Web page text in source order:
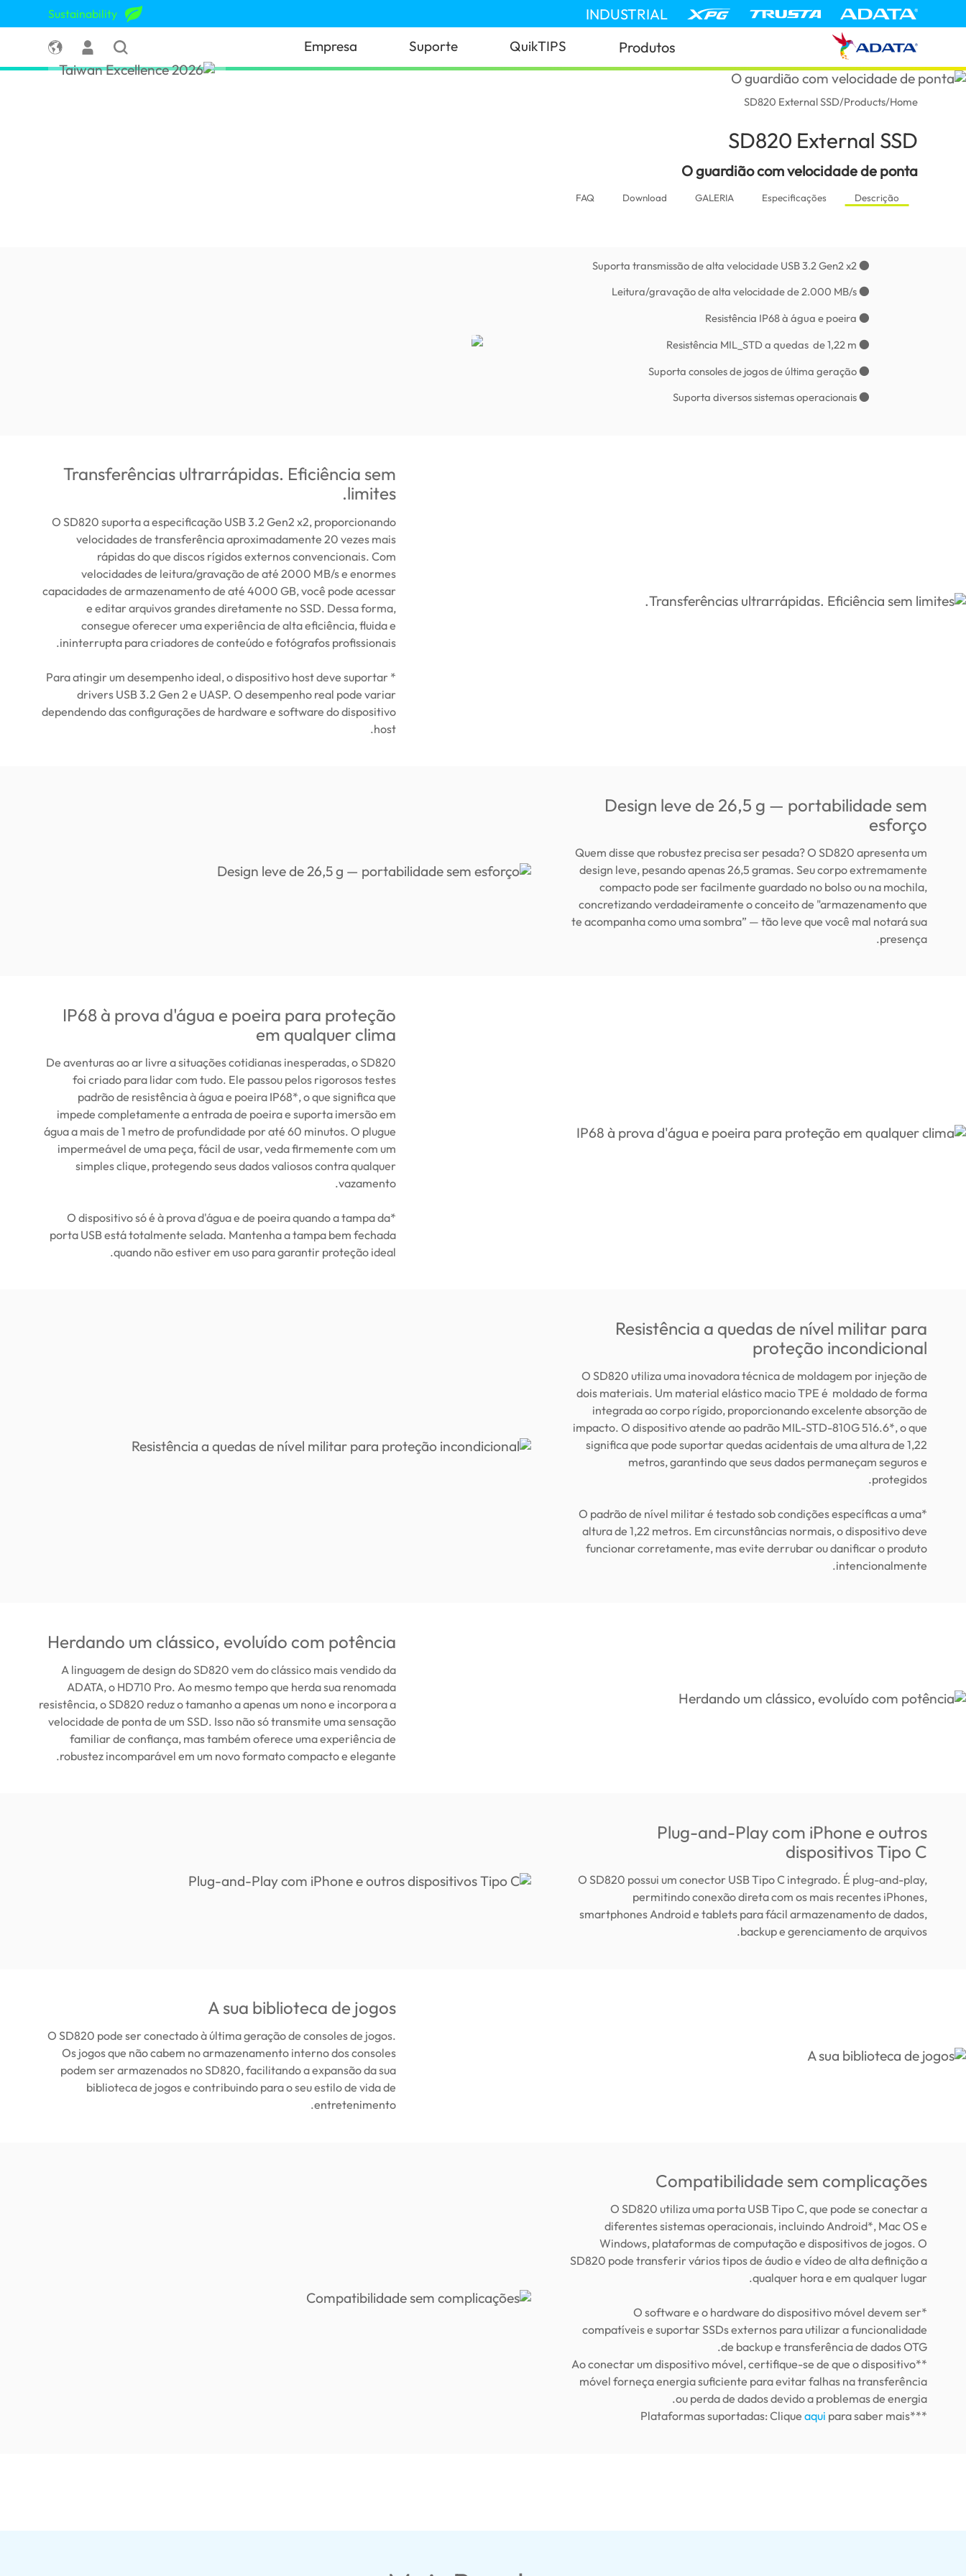
INDUSTRIAL
Sustainability
Produtos
QuikTIPS
Suporte
Empresa
Home
/
Products
/
SD820 External SSD
SD820 External SSD
O guardião com velocidade de ponta
Descrição
Especificações
GALERIA
Download
FAQ
● Suporta transmissão de alta velocidade USB 3.2 Gen2 x2
● Leitura/gravação de alta velocidade de 2.000 MB/s
● Resistência IP68 à água e poeira
● Resistência MIL_STD a quedas de 1,22 m
● Suporta consoles de jogos de última geração
● Suporta diversos sistemas operacionais
Transferências ultrarrápidas. Eficiência sem
limites.
O SD820 suporta a especificação USB 3.2 Gen2 x2, proporcionando
velocidades de transferência aproximadamente 20 vezes mais
rápidas do que discos rígidos externos convencionais. Com
velocidades de leitura/gravação de até 2000 MB/s e enormes
capacidades de armazenamento de até 4000 GB, você pode acessar
e editar arquivos grandes diretamente no SSD. Dessa forma,
consegue oferecer uma experiência de alta eficiência, fluida e
ininterrupta para criadores de conteúdo e fotógrafos profissionais.
* Para atingir um desempenho ideal, o dispositivo host deve suportar
drivers USB 3.2 Gen 2 e UASP. O desempenho real pode variar
dependendo das configurações de hardware e software do dispositivo
host.
Design leve de 26,5 g — portabilidade sem
esforço
Quem disse que robustez precisa ser pesada? O SD820 apresenta um
design leve, pesando apenas 26,5 gramas. Seu corpo extremamente
compacto pode ser facilmente guardado no bolso ou na mochila,
concretizando verdadeiramente o conceito de "armazenamento que
te acompanha como uma sombra” — tão leve que você mal notará sua
presença.
IP68 à prova d'água e poeira para proteção
em qualquer clima
De aventuras ao ar livre a situações cotidianas inesperadas, o SD820
foi criado para lidar com tudo. Ele passou pelos rigorosos testes
padrão de resistência à água e poeira IP68*, o que significa que
impede completamente a entrada de poeira e suporta imersão em
água a mais de 1 metro de profundidade por até 60 minutos. O plugue
impermeável de uma peça, fácil de usar, veda firmemente com um
simples clique, protegendo seus dados valiosos contra qualquer
vazamento.
*O dispositivo só é à prova d'água e de poeira quando a tampa da
porta USB está totalmente selada. Mantenha a tampa bem fechada
quando não estiver em uso para garantir proteção ideal.
Resistência a quedas de nível militar para
proteção incondicional
O SD820 utiliza uma inovadora técnica de moldagem por injeção de
dois materiais. Um material elástico macio TPE é moldado de forma
integrada ao corpo rígido, proporcionando excelente absorção de
impacto. O dispositivo atende ao padrão MIL-STD-810G 516.6*, o que
significa que pode suportar quedas acidentais de uma altura de 1,22
metros, garantindo que seus dados permaneçam seguros e
protegidos.
*O padrão de nível militar é testado sob condições específicas a uma
altura de 1,22 metros. Em circunstâncias normais, o dispositivo deve
funcionar corretamente, mas evite derrubar ou danificar o produto
intencionalmente.
Herdando um clássico, evoluído com potência
A linguagem de design do SD820 vem do clássico mais vendido da
ADATA, o HD710 Pro. Ao mesmo tempo que herda sua renomada
resistência, o SD820 reduz o tamanho a apenas um nono e incorpora a
velocidade de ponta de um SSD. Isso não só transmite uma sensação
familiar de confiança, mas também oferece uma experiência de
robustez incomparável em um novo formato compacto e elegante.
Plug-and-Play com iPhone e outros
dispositivos Tipo C
O SD820 possui um conector USB Tipo C integrado. É plug-and-play,
permitindo conexão direta com os mais recentes iPhones,
smartphones Android e tablets para fácil armazenamento de dados,
backup e gerenciamento de arquivos.
A sua biblioteca de jogos
O SD820 pode ser conectado à última geração de consoles de jogos.
Os jogos que não cabem no armazenamento interno dos consoles
podem ser armazenados no SD820, facilitando a expansão da sua
biblioteca de jogos e contribuindo para o seu estilo de vida de
entretenimento.
Compatibilidade sem complicações
O SD820 utiliza uma porta USB Tipo C, que pode se conectar a
diferentes sistemas operacionais, incluindo Android*, Mac OS e
Windows, plataformas de computação e dispositivos de jogos. O
SD820 pode transferir vários tipos de áudio e vídeo de alta definição a
qualquer hora e em qualquer lugar.
*O software e o hardware do dispositivo móvel devem ser
compatíveis e suportar SSDs externos para utilizar a funcionalidade
de backup e transferência de dados OTG.
**Ao conectar um dispositivo móvel, certifique-se de que o dispositivo
móvel forneça energia suficiente para evitar falhas na transferência
ou perda de dados devido a problemas de energia.
***Plataformas suportadas: Clique
aqui para saber mais